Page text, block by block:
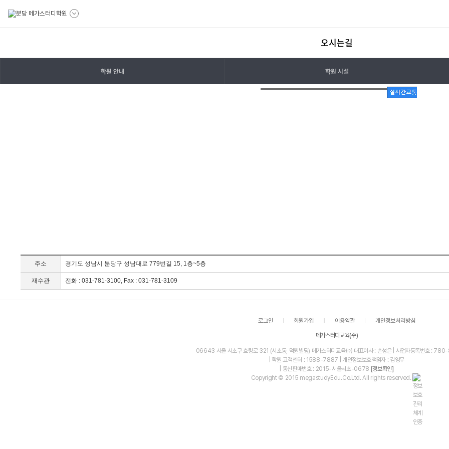
오시는길
학원안내
학원시설
학원 안내 학원 시설
주소 경기도 성남시 분당구 성남대로 779번길 15, 1층~5층
재수관 전화 : 031-781-3100, Fax : 031-781-3109
로그인 회원가입 이용약관 개인정보처리방침
메가스터디교육(주)
06643 서울 서초구 효령로 321 (서초동, 덕원빌딩) 메가스터디교육㈜ 대표이사 : 손성은 | 사업자등록번호 :
| 학원 고객센터 : 1588-7887 | 개인정보보호책임자 : 김영무
| 통신판매번호 : 2015-서울서초-0678 [정보확인]
Copyright © 2015 megastudyEdu.Co.Ltd. All rights reserved.